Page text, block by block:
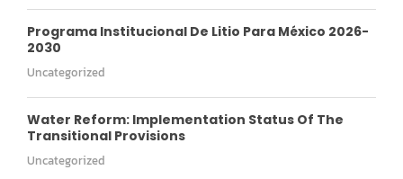
Programa Institucional De Litio Para México 2026-
2030
Uncategorized
Water Reform: Implementation Status Of The
Transitional Provisions
Uncategorized